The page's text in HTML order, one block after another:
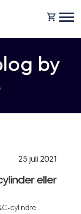
by
25 juli 2021
eller
cylindre